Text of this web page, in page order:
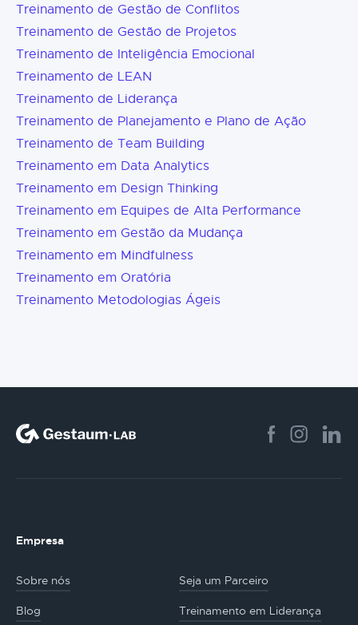
Treinamento de Gestão de Conflitos
Treinamento de Gestão de Projetos
Treinamento de Inteligência Emocional
Treinamento de LEAN
Treinamento de Liderança
Treinamento de Planejamento e Plano de Ação
Treinamento de Team Building
Treinamento em Data Analytics
Treinamento em Design Thinking
Treinamento em Equipes de Alta Performance
Treinamento em Gestão da Mudança
Treinamento em Mindfulness
Treinamento em Oratória
Treinamento Metodologias Ágeis
Empresa
Sobre nós Seja um Parceiro
Blog Treinamento em Liderança